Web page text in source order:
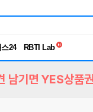
24
독서유형검사
남기면 YES상품